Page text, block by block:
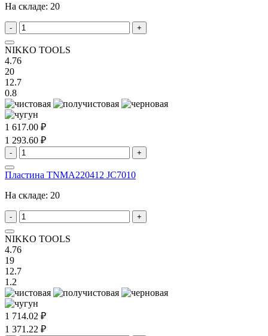
На складе: 20
- +
NIKKO TOOLS
4.76
20
12.7
0.8
1 617.00 ₽
1 293.60 ₽
- +
Пластина TNMA220412 JC7010
На складе: 20
- +
NIKKO TOOLS
4.76
19
12.7
1.2
1 714.02 ₽
1 371.22 ₽